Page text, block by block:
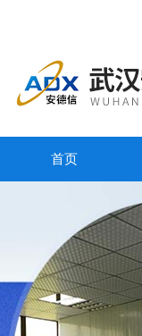
首页